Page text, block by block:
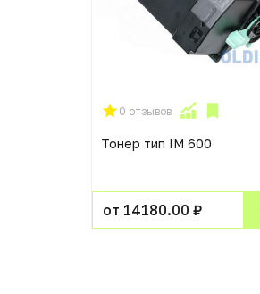
0 отзывов
Тонер тип IM 600
от 14180.00 ₽